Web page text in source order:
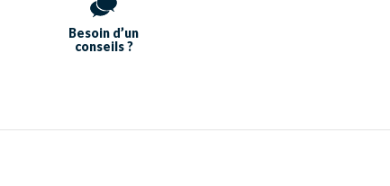
Besoin d’un
conseils ?